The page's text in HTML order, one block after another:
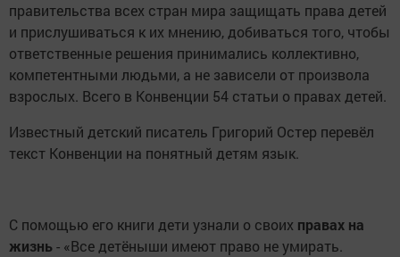
правительства всех стран мира защищать права детей
и прислушиваться к их мнению, добиваться того, чтобы
ответственные решения принимались коллективно,
компетентными людьми, а не зависели от произвола
взрослых. Всего в Конвенции 54 статьи о правах детей.
Известный детский писатель Григорий Остер перевёл
текст Конвенции на понятный детям язык.
С помощью его книги дети узнали о своих правах на
жизнь- «Все детёныши имеют право не умирать.